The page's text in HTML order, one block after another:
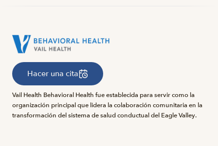
Hacer una cita
Vail Health Behavioral Health fue establecida para servir como la
organización principal que lidera la colaboración comunitaria en la
transformación del sistema de salud conductual del Eagle Valley.